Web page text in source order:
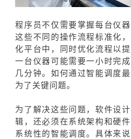
程序员不仅需要掌握每台仪
这些不同的操作流程标准化
化平台中，同时优化流程以
一台仪器可能需要一小时完
几分钟。如何通过智能调度
为了关键问题。
为了解决这些问题，软件设
辑，还必须在系统架构和硬
系统性的智能调度。具体来